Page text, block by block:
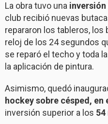
La obra tuvo una inversión
club recibió nuevas
repararon los tableros, los
reloj de los 24 segundos
se reparó el techo y toda
la aplicación de pintura.
Asimismo, quedó
hockey sobre césped, en
inversión superior a los